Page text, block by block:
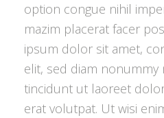
option congue nihil
mazim placerat facer
ipsum dolor sit amet,
elit, sed diam nonummy
tincidunt ut laoreet
erat volutpat. Ut wisi